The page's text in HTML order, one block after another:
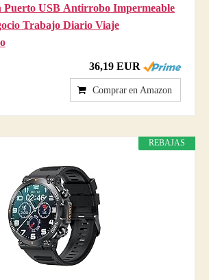
Puerto USB Antirrobo Impermeable
Trabajo Diario Viaje
36,19 EUR
Comprar en Amazon
REBAJAS